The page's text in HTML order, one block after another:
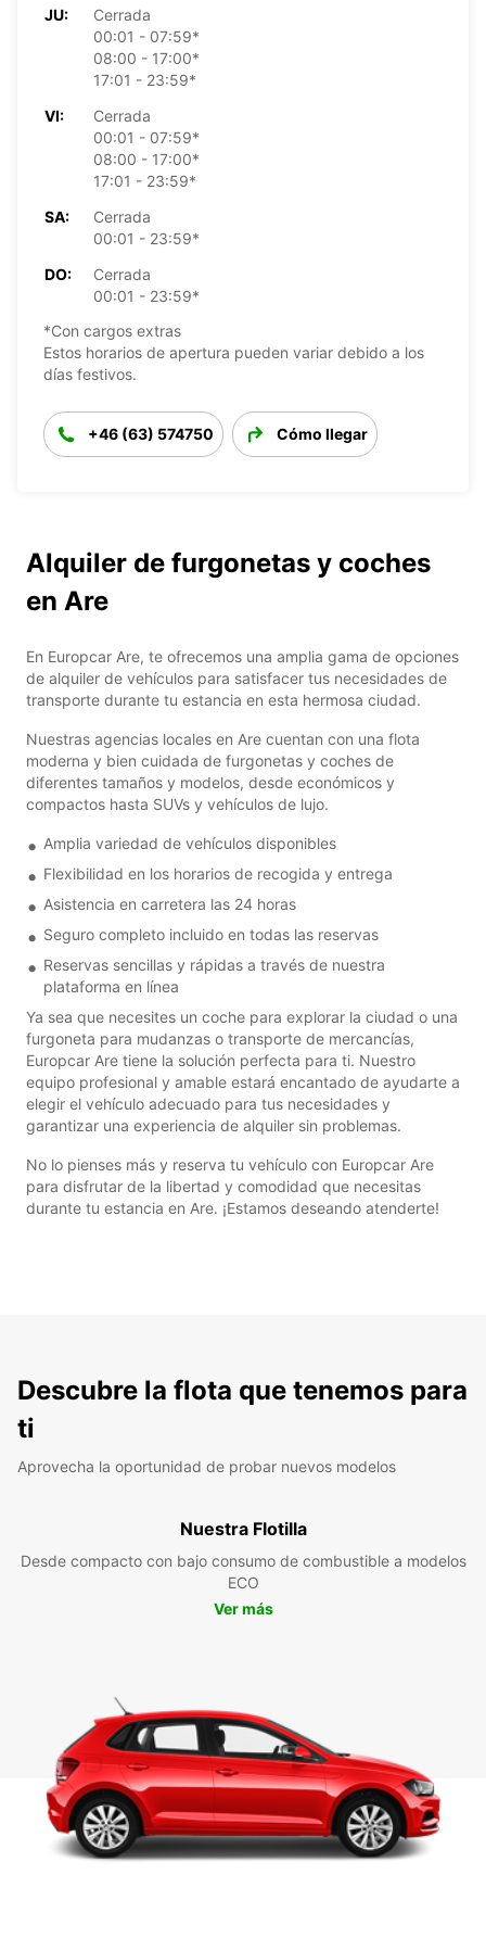
JU:
Cerrada
00:01 - 07:59*
08:00 - 17:00*
17:01 - 23:59*
VI:
Cerrada
00:01 - 07:59*
08:00 - 17:00*
17:01 - 23:59*
SA:
Cerrada
00:01 - 23:59*
DO:
Cerrada
00:01 - 23:59*
*Con cargos extras
Estos horarios de apertura pueden variar debido a los
días festivos.
+46 (63) 574750 Cómo llegar
Alquiler de furgonetas y coches
en Are
En Europcar Are, te ofrecemos una amplia gama de opciones
de alquiler de vehículos para satisfacer tus necesidades de
transporte durante tu estancia en esta hermosa ciudad.
Nuestras agencias locales en Are cuentan con una flota
moderna y bien cuidada de furgonetas y coches de
diferentes tamaños y modelos, desde económicos y
compactos hasta SUVs y vehículos de lujo.
Amplia variedad de vehículos disponibles
Flexibilidad en los horarios de recogida y entrega
Asistencia en carretera las 24 horas
Seguro completo incluido en todas las reservas
Reservas sencillas y rápidas a través de nuestra
plataforma en línea
Ya sea que necesites un coche para explorar la ciudad o una
furgoneta para mudanzas o transporte de mercancías,
Europcar Are tiene la solución perfecta para ti. Nuestro
equipo profesional y amable estará encantado de ayudarte a
elegir el vehículo adecuado para tus necesidades y
garantizar una experiencia de alquiler sin problemas.
No lo pienses más y reserva tu vehículo con Europcar Are
para disfrutar de la libertad y comodidad que necesitas
durante tu estancia en Are. ¡Estamos deseando atenderte!
Descubre la flota que tenemos para
ti
Aprovecha la oportunidad de probar nuevos modelos
Nuestra Flotilla
Desde compacto con bajo consumo de combustible a modelos
ECO
Ver más